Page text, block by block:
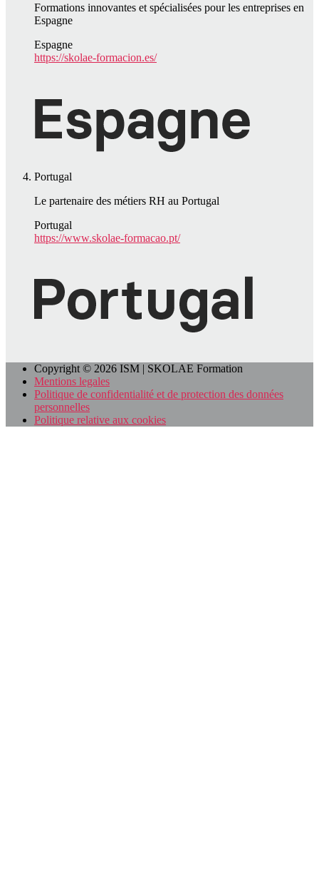
Formations innovantes et spécialisées pour les entreprises en
Espagne
Espagne
https://skolae-formacion.es/
Portugal
Le partenaire des métiers RH au Portugal
Portugal
https://www.skolae-formacao.pt/
Copyright © 2026 ISM | SKOLAE Formation
Mentions legales
Politique de confidentialité et de protection des données
personnelles
Politique relative aux cookies